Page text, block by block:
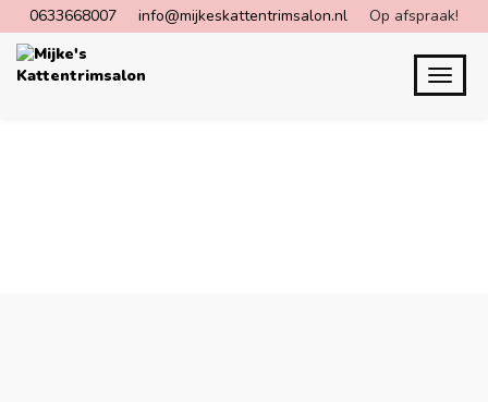
0633668007 info@mijkeskattentrimsalon.nl Op afspraak!